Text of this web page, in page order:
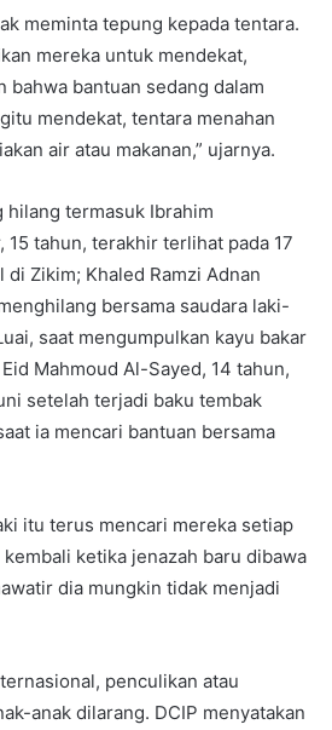
meminta tepung kepada tentara.
mereka untuk mendekat,
bahwa bantuan sedang dalam
mendekat, tentara menahan
air atau makanan,” ujarnya.
hilang termasuk Ibrahim
15 tahun, terakhir terlihat pada 17
Zikim; Khaled Ramzi Adnan
bersama saudara laki-
saat mengumpulkan kayu bakar
Mahmoud Al-Sayed, 14 tahun,
setelah terjadi baku tembak
ia mencari bantuan bersama
itu terus mencari mereka setiap
ketika jenazah baru dibawa
dia mungkin tidak menjadi
penculikan atau
anak dilarang. DCIP menyatakan